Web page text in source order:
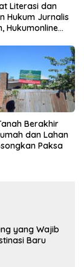
Literasi dan
Hukum Jurnalis
Hukumonline
Berakhir
dan Lahan
Paksa
yang Wajib
Baru